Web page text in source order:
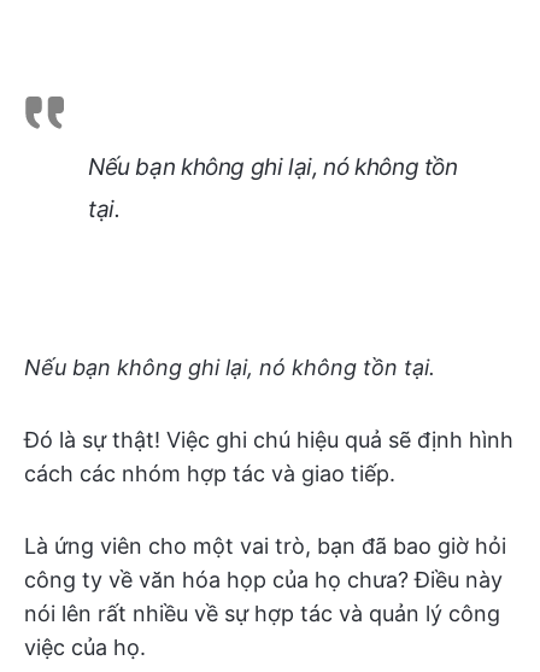
Nếu bạn không ghi lại, nó không tồn
tại.
Nếu bạn không ghi lại, nó không tồn tại.
Đó là sự thật! Việc ghi chú hiệu quả sẽ định hình
cách các nhóm hợp tác và giao tiếp.
Là ứng viên cho một vai trò, bạn đã bao giờ hỏi
công ty về văn hóa họp của họ chưa? Điều này
nói lên rất nhiều về sự hợp tác và quản lý công
việc của họ.